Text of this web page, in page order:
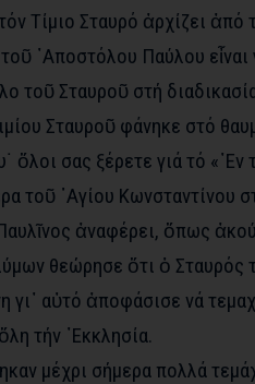
Τίμιο Σταυρό ἀρχίζει
᾽Αποστόλου Παύλου
τοῦ Σταυροῦ στή
Σταυροῦ φάνηκε στό
ὅλοι σας ξέρετε γιά τό
τοῦ ῾Αγίου Κωνσταντίνου
ἀναφέρει, ὅπως
θεώρησε ὅτι ὁ Σταυρός
γι᾽ αὐτό ἀποφάσισε νά
τήν ᾽Εκκλησία.
μέχρι σήμερα πολλά